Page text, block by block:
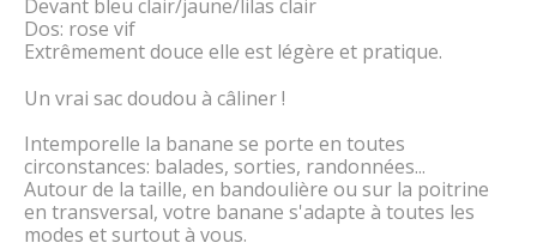
Devant bleu clair/jaune/lilas clair
Dos: rose vif
Extrêmement douce elle est légère et pratique.
Un vrai sac doudou à câliner !
Intemporelle la banane se porte en toutes
circonstances: balades, sorties, randonnées...
Autour de la taille, en bandoulière ou sur la poitrine
en transversal, votre banane s'adapte à toutes les
modes et surtout à vous.